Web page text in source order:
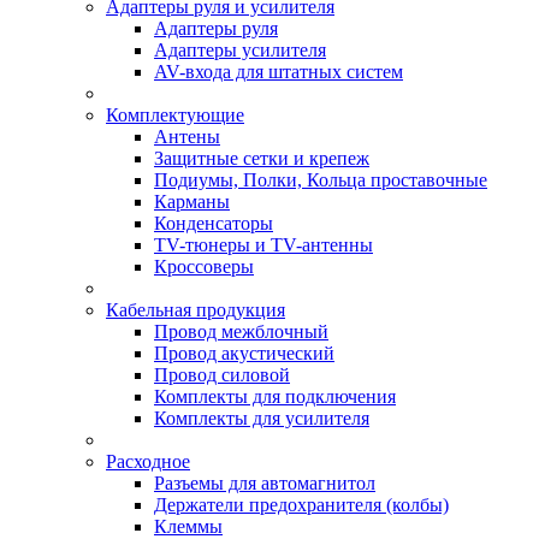
Адаптеры руля и усилителя
Адаптеры руля
Адаптеры усилителя
AV-входа для штатных систем
Комплектующие
Антены
Защитные сетки и крепеж
Подиумы, Полки, Кольца проставочные
Карманы
Конденсаторы
TV-тюнеры и TV-антенны
Кроссоверы
Кабельная продукция
Провод межблочный
Провод акустический
Провод силовой
Комплекты для подключения
Комплекты для усилителя
Расходное
Разъемы для автомагнитол
Держатели предохранителя (колбы)
Клеммы